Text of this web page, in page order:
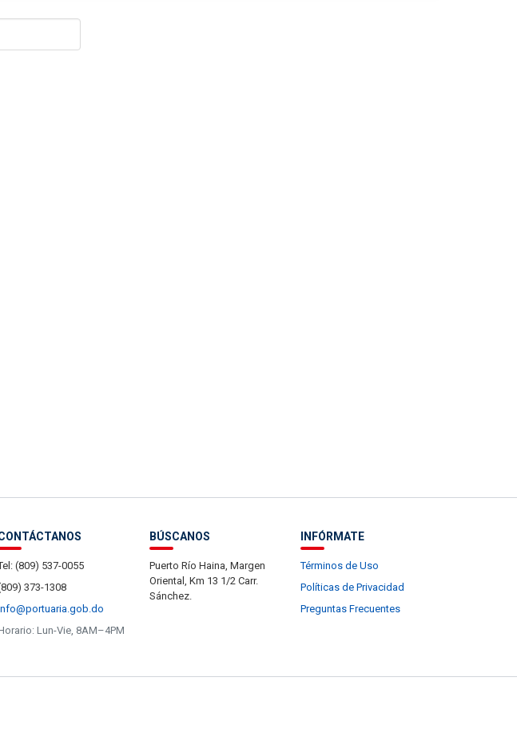
(809) 537-0055
373-1308
Lun-Vie, 8AM–4PM
BÚSCANOS
Puerto Río Haina, Margen
Oriental, Km 13 1/2 Carr.
Sánchez.
INFÓRMATE
Términos de Uso
Políticas de Privacidad
Preguntas Frecuentes